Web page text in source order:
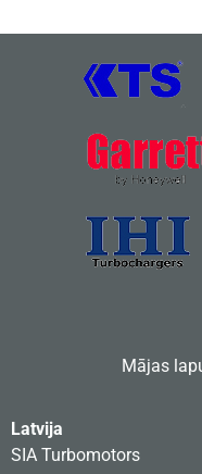
Mājas
Latvija
SIA Turbomotors